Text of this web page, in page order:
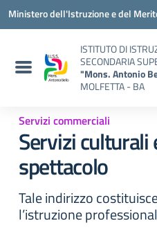
Vai ai contenuti
Vai al menu di navigazione
Vai al footer
Ministero dell'Istruzione e del
ISTITUTO DI
SECONDARIA
"Mons. Antonio
MOLFETTA - BA
Servizi commerciali
Servizi culturali
spettacolo
Tale indirizzo
l’istruzione